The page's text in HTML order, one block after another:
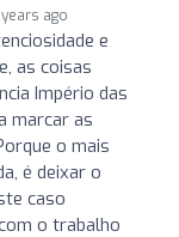
ago
e
as coisas
Império das
marcar as
o mais
é deixar o
caso
o trabalho